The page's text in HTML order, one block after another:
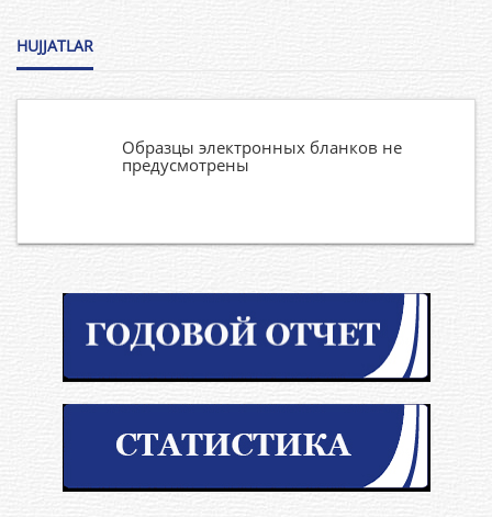
1983-1985
гг.
строительства УзССР
Председателя Госагропрома, Министр
Узбекской ССР
1989
-1989 гг. -
Заведующий Социально-экономическим
главный специалист Управления
руководящих кадров и быта сельских
строителей
HUJJATLAR
Образцы электронных бланков не
предусмотрены